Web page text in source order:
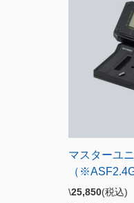
マスターユ
（
\25,850(税込)